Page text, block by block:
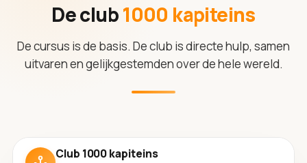
De club1000 kapiteins
De cursus is de basis. De club is directe hulp, samen
uitvaren en gelijkgestemden over de hele wereld.
Club 1000 kapiteins